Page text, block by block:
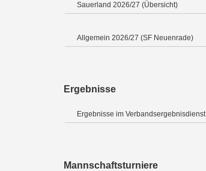
Sauerland 2026/27 (Übersicht)
Allgemein 2026/27 (SF Neuenrade)
Ergebnisse
Ergebnisse im Verbandsergebnisdienst
Mannschaftsturniere